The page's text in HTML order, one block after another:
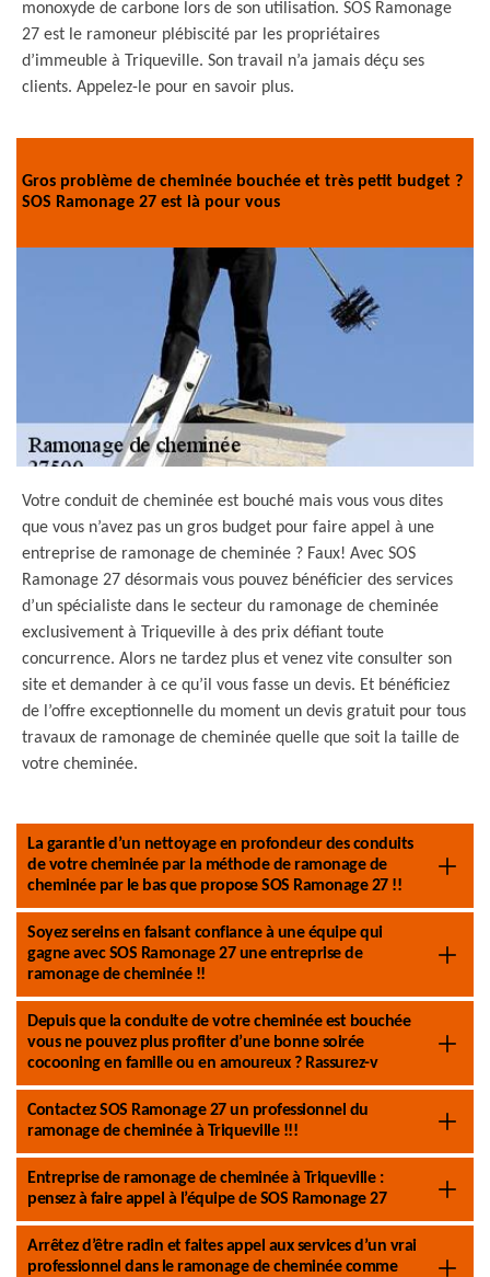
monoxyde de carbone lors de son utilisation. SOS Ramonage
27 est le ramoneur plébiscité par les propriétaires
d’immeuble à Triqueville. Son travail n’a jamais déçu ses
clients. Appelez-le pour en savoir plus.
Gros problème de cheminée bouchée et très petit budget ?
SOS Ramonage 27 est là pour vous
Votre conduit de cheminée est bouché mais vous vous dites
que vous n’avez pas un gros budget pour faire appel à une
entreprise de ramonage de cheminée ? Faux! Avec SOS
Ramonage 27 désormais vous pouvez bénéficier des services
d’un spécialiste dans le secteur du ramonage de cheminée
exclusivement à Triqueville à des prix défiant toute
concurrence. Alors ne tardez plus et venez vite consulter son
site et demander à ce qu’il vous fasse un devis. Et bénéficiez
de l’offre exceptionnelle du moment un devis gratuit pour tous
travaux de ramonage de cheminée quelle que soit la taille de
votre cheminée.
La garantie d’un nettoyage en profondeur des conduits
de votre cheminée par la méthode de ramonage de
cheminée par le bas que propose SOS Ramonage 27 !!
Soyez sereins en faisant confiance à une équipe qui
gagne avec SOS Ramonage 27 une entreprise de
ramonage de cheminée !!
Depuis que la conduite de votre cheminée est bouchée
vous ne pouvez plus profiter d’une bonne soirée
cocooning en famille ou en amoureux ? Rassurez-v
Contactez SOS Ramonage 27 un professionnel du
ramonage de cheminée à Triqueville !!!
Entreprise de ramonage de cheminée à Triqueville :
pensez à faire appel à l’équipe de SOS Ramonage 27
Arrêtez d’être radin et faites appel aux services d’un vrai
professionnel dans le ramonage de cheminée comme